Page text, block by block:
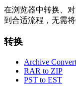
在浏览器中转换、
到合适流程，无需
转换
Archive
RAR to ZIP
PST to EST